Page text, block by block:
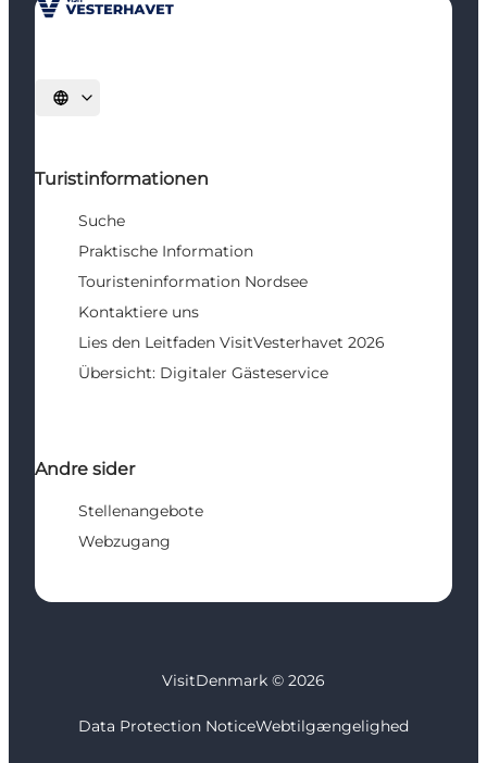
Sprache auswählen
Turistinformationen
Suche
Praktische Information
Touristeninformation Nordsee
Kontaktiere uns
Lies den Leitfaden VisitVesterhavet 2026
Übersicht: Digitaler Gästeservice
Andre sider
Stellenangebote
Webzugang
VisitDenmark © 2026
Data Protection NoticeWebtilgængelighed